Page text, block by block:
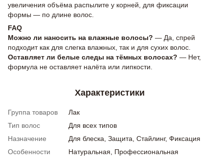
увеличения объёма распылите у корней, для фиксации
формы — по длине волос.
FAQ
Можно ли наносить на влажные волосы? — Да, спрей
подходит как для слегка влажных, так и для сухих волос.
Оставляет ли белые следы на тёмных волосах? — Нет,
формула не оставляет налёта или липкости.
Характеристики
Группа товаров
Лак
Тип волос
Для всех типов
Назначение
Для блеска, Защита, Стайлинг, Фиксация
Особенности
Натуральная, Профессиональная